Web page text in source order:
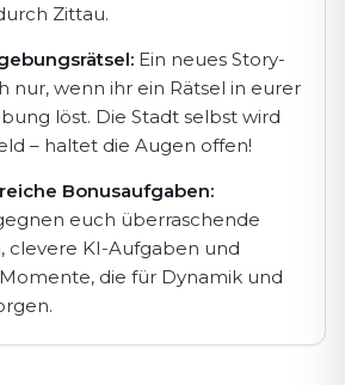
Zittau.
Ein neues Story-
nur, wenn ihr ein Rätsel in eurer
löst. Die Stadt selbst wird
– haltet die Augen offen!
Bonusaufgaben:
euch überraschende
clevere KI-Aufgaben und
die für Dynamik und